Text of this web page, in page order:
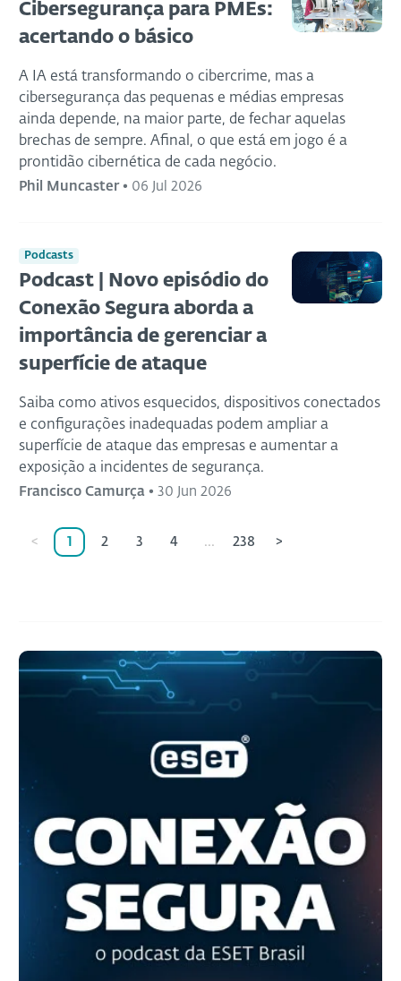
Cibersegurança para PMEs:
acertando o básico
A IA está transformando o cibercrime, mas a
cibersegurança das pequenas e médias empresas
ainda depende, na maior parte, de fechar aquelas
brechas de sempre. Afinal, o que está em jogo é a
prontidão cibernética de cada negócio.
Phil Muncaster• 06 Jul 2026
Podcasts
Podcast | Novo episódio do
Conexão Segura aborda a
importância de gerenciar a
superfície de ataque
Saiba como ativos esquecidos, dispositivos conectados
e configurações inadequadas podem ampliar a
superfície de ataque das empresas e aumentar a
exposição a incidentes de segurança.
Francisco Camurça • 30 Jun 2026
< 1 2 3 4 ... 238 >